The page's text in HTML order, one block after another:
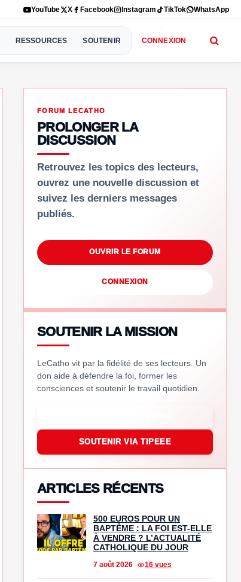
YouTube X Facebook Instagram TikTok WhatsApp
RESSOURCES SOUTENIR CONNEXION
FORUM LECATHO
PROLONGER LA
DISCUSSION
Retrouvez les topics des lecteurs,
ouvrez une nouvelle discussion et
suivez les derniers messages
publiés.
OUVRIR LE FORUM
CONNEXION
SOUTENIR LA MISSION
LeCatho vit par la fidélité de ses lecteurs. Un
don aide à défendre la foi, former les
consciences et soutenir le travail quotidien.
SOUTENIR VIA TIPEEE
ARTICLES RÉCENTS
500 EUROS POUR UN
BAPTÊME : LA FOI EST-ELLE
À VENDRE ? L’ACTUALITÉ
CATHOLIQUE DU JOUR
7 août 2026 16 vues